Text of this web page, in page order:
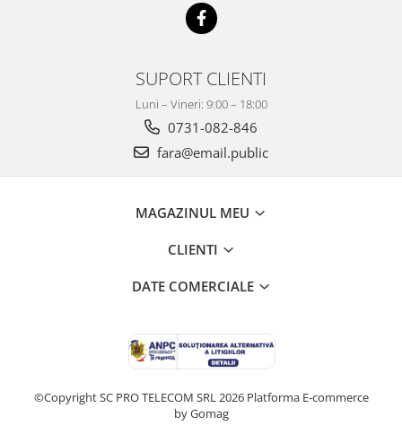
SUPORT CLIENTI
Luni – Vineri: 9:00 – 18:00
0731-082-846
fara@email.public
MAGAZINUL MEU
CLIENTI
DATE COMERCIALE
©Copyright SC PRO TELECOM SRL 2026 Platforma E-commerce
by Gomag